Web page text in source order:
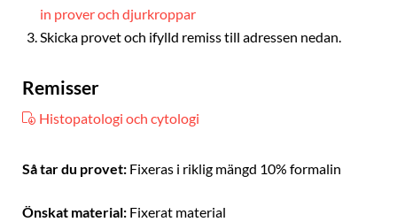
in prover och djurkroppar
Skicka provet och ifylld remiss till adressen nedan.
Remisser
Histopatologi och cytologi
Så tar du provet: Fixeras i riklig mängd 10% formalin
Önskat material: Fixerat material